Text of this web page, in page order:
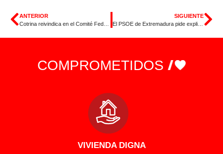
ANTERIOR
SIGUIENTE
COMPROMETIDOS
VIVIENDA DIGNA